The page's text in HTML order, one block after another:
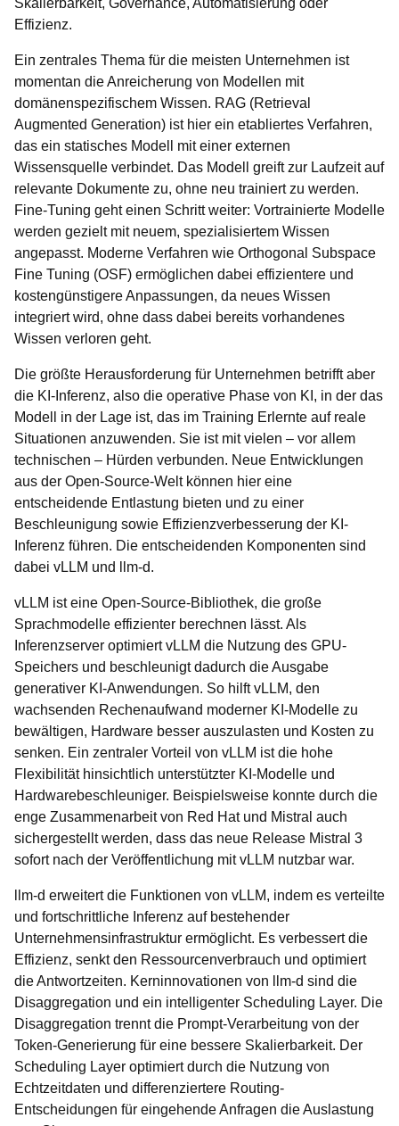
Skalierbarkeit, Governance, Automatisierung oder
Effizienz.
Ein zentrales Thema für die meisten Unternehmen ist
momentan die Anreicherung von Modellen mit
domänenspezifischem Wissen. RAG (Retrieval
Augmented Generation) ist hier ein etabliertes Verfahren,
das ein statisches Modell mit einer externen
Wissensquelle verbindet. Das Modell greift zur Laufzeit auf
relevante Dokumente zu, ohne neu trainiert zu werden.
Fine-Tuning geht einen Schritt weiter: Vortrainierte Modelle
werden gezielt mit neuem, spezialisiertem Wissen
angepasst. Moderne Verfahren wie Orthogonal Subspace
Fine Tuning (OSF) ermöglichen dabei effizientere und
kostengünstigere Anpassungen, da neues Wissen
integriert wird, ohne dass dabei bereits vorhandenes
Wissen verloren geht.
Die größte Herausforderung für Unternehmen betrifft aber
die KI-Inferenz, also die operative Phase von KI, in der das
Modell in der Lage ist, das im Training Erlernte auf reale
Situationen anzuwenden. Sie ist mit vielen – vor allem
technischen – Hürden verbunden. Neue Entwicklungen
aus der Open-Source-Welt können hier eine
entscheidende Entlastung bieten und zu einer
Beschleunigung sowie Effizienzverbesserung der KI-
Inferenz führen. Die entscheidenden Komponenten sind
dabei vLLM und llm-d.
vLLM ist eine Open-Source-Bibliothek, die große
Sprachmodelle effizienter berechnen lässt. Als
Inferenzserver optimiert vLLM die Nutzung des GPU-
Speichers und beschleunigt dadurch die Ausgabe
generativer KI-Anwendungen. So hilft vLLM, den
wachsenden Rechenaufwand moderner KI-Modelle zu
bewältigen, Hardware besser auszulasten und Kosten zu
senken. Ein zentraler Vorteil von vLLM ist die hohe
Flexibilität hinsichtlich unterstützter KI-Modelle und
Hardwarebeschleuniger. Beispielsweise konnte durch die
enge Zusammenarbeit von Red Hat und Mistral auch
sichergestellt werden, dass das neue Release Mistral 3
sofort nach der Veröffentlichung mit vLLM nutzbar war.
llm-d erweitert die Funktionen von vLLM, indem es verteilte
und fortschrittliche Inferenz auf bestehender
Unternehmensinfrastruktur ermöglicht. Es verbessert die
Effizienz, senkt den Ressourcenverbrauch und optimiert
die Antwortzeiten. Kerninnovationen von llm-d sind die
Disaggregation und ein intelligenter Scheduling Layer. Die
Disaggregation trennt die Prompt-Verarbeitung von der
Token-Generierung für eine bessere Skalierbarkeit. Der
Scheduling Layer optimiert durch die Nutzung von
Echtzeitdaten und differenziertere Routing-
Entscheidungen für eingehende Anfragen die Auslastung